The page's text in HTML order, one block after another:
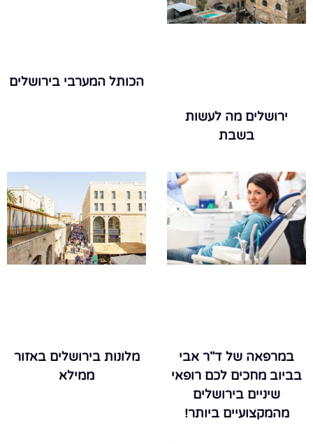
ירושלים מה לעשות
בשבת
הכותל המערבי בירושלים
במרפאה של ד"ר אבי
בביוב מחכים לכם רופאי
שיניים בירושלים
מהמקצועיים ביותר!
מלונות בירושלים באזור
ממילא